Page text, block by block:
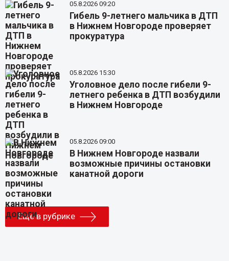
05.8.2026 09:20
Гибель 9-летнего мальчика в ДТП
в Нижнем Новгороде проверяет
прокуратура
05.8.2026 15:30
Уголовное дело после гибели 9-
летнего ребенка в ДТП возбудили
в Нижнем Новгороде
05.8.2026 09:00
В Нижнем Новгороде назвали
возможные причины остановки
канатной дороги
Еще в рубрике